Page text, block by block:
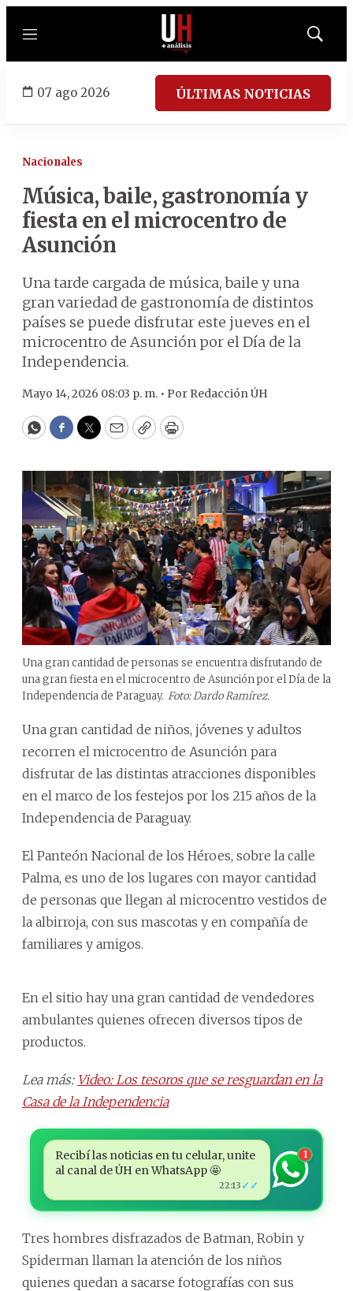
Menú
Mostrar
07 ago 2026 ÚLTIMAS NOTICIAS
Nacionales
Música, baile, gastronomía y
fiesta en el microcentro de
Asunción
Una tarde cargada de música, baile y una
gran variedad de gastronomía de distintos
países se puede disfrutar este jueves en el
microcentro de Asunción por el Día de la
Independencia.
Mayo 14, 2026 08:03 p. m. • Por Redacción ÚH
WhatsApp
Facebook
Twitter
EmailCopyPrint
Una gran cantidad de personas se encuentra disfrutando de
una gran fiesta en el microcentro de Asunción por el Día de la
Independencia de Paraguay. Foto: Dardo Ramírez.
Una gran cantidad de niños, jóvenes y adultos
recorren el microcentro de Asunción para
disfrutar de las distintas atracciones disponibles
en el marco de los festejos por los 215 años de la
Independencia de Paraguay.
El Panteón Nacional de los Héroes, sobre la calle
Palma, es uno de los lugares con mayor cantidad
de personas que llegan al microcentro vestidos de
la albirroja, con sus mascotas y en compañía de
familiares y amigos.
En el sitio hay una gran cantidad de vendedores
ambulantes quienes ofrecen diversos tipos de
productos.
Lea más: Video: Los tesoros que se resguardan en la
Casa de la Independencia
Recibí las noticias en tu celular, unite
al canal de ÚH en WhatsApp 🤩
22:13 ✓✓
1
Tres hombres disfrazados de Batman, Robin y
Spiderman llaman la atención de los niños
quienes quedan a sacarse fotografías con sus